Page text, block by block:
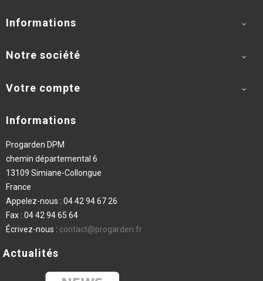
Informations 
Notre société 
Votre compte 
Informations
Progarden DPM
chemin départemental 6
13109 Simiane-Collongue
France
Appelez-nous : 04 42 94 67 26
Fax : 04 42 94 65 64
Écrivez-nous : contact@progarden.fr
Actualités